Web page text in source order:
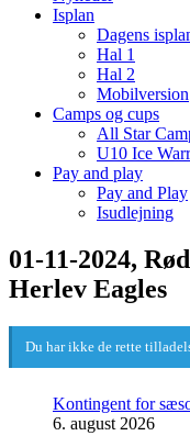
Isplan
Dagens
Hal 1
Hal 2
Mobilversion
Camps og cups
All Star
U10 Ice
Pay and play
Pay and Play
Isudlejning
01-11-2024,
Herlev Eagles
Du har ikke de rette
Kontingent for
6. august 2026